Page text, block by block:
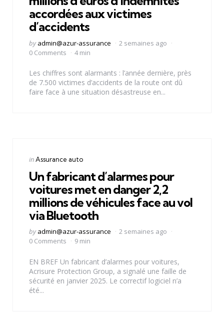
accordées aux victimes
d’accidents
Posted
by
by admin@azur-assurance
2 semaines ago
0 Comments
4 min
Les chiffres sont alarmants : l’année dernière, près
de 7.500 victimes d’accidents de la route ont dû
faire face à une situation désastreuse en...
Categories
Posted
inAssurance auto
Un fabricant d’alarmes pour
voitures met en danger 2,2
millions de véhicules face au vol
via Bluetooth
Posted
by
by admin@azur-assurance
2 semaines ago
0 Comments
9 min
EN BREF Un fabricant d’alarmes pour voitures,
Acrisure Protection Group, a signalé une faille de
sécurité en janvier 2025. Le correctif logiciel n’a
été...